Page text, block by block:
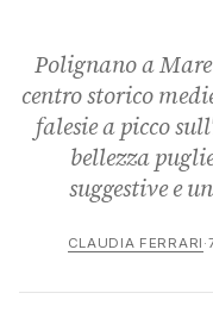
Polignano a
centro storico
falesie a picco
bellezza
suggestive e
CLAUDIA FERRARI ·